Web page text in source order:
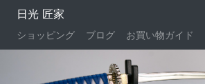
日光 匠家
ショッピング ブログ お買い物ガイド